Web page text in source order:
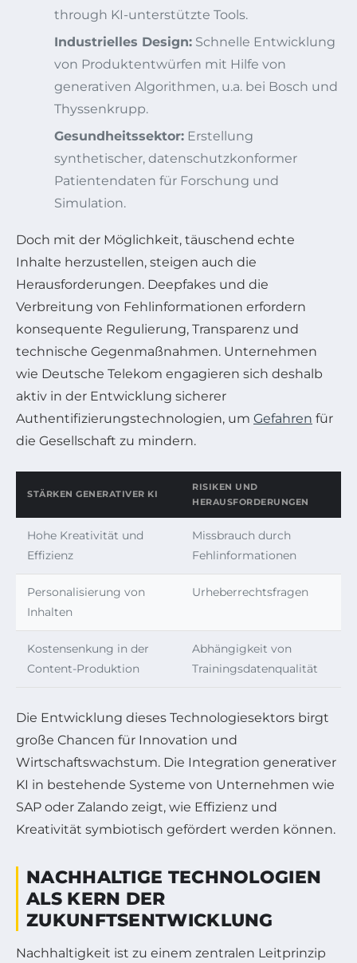
through KI-unterstützte Tools.
Industrielles Design: Schnelle Entwicklung
von Produktentwürfen mit Hilfe von
generativen Algorithmen, u.a. bei Bosch und
Thyssenkrupp.
Gesundheitssektor: Erstellung
synthetischer, datenschutzkonformer
Patientendaten für Forschung und
Simulation.
Doch mit der Möglichkeit, täuschend echte
Inhalte herzustellen, steigen auch die
Herausforderungen. Deepfakes und die
Verbreitung von Fehlinformationen erfordern
konsequente Regulierung, Transparenz und
technische Gegenmaßnahmen. Unternehmen
wie Deutsche Telekom engagieren sich deshalb
aktiv in der Entwicklung sicherer
Authentifizierungstechnologien, um Gefahren für
die Gesellschaft zu mindern.
STÄRKEN GENERATIVER KI
RISIKEN UND
HERAUSFORDERUNGEN
Hohe Kreativität und
Effizienz
Missbrauch durch
Fehlinformationen
Personalisierung von
Inhalten
Urheberrechtsfragen
Kostensenkung in der
Content-Produktion
Abhängigkeit von
Trainingsdatenqualität
Die Entwicklung dieses Technologiesektors birgt
große Chancen für Innovation und
Wirtschaftswachstum. Die Integration generativer
KI in bestehende Systeme von Unternehmen wie
SAP oder Zalando zeigt, wie Effizienz und
Kreativität symbiotisch gefördert werden können.
NACHHALTIGE TECHNOLOGIEN
ALS KERN DER
ZUKUNFTSENTWICKLUNG
Nachhaltigkeit ist zu einem zentralen Leitprinzip